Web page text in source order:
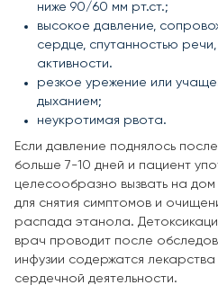
ниже 90/60 мм рт.ст.;
высокое давление,
сердце, спутанностью
активности.
резкое урежение или
дыханием;
неукротимая рвота.
Если давление поднялось
больше 7-10 дней и пациент
целесообразно вызвать на
для снятия симптомов и
распада этанола.
врач проводит после
инфузии содержатся
сердечной деятельности.